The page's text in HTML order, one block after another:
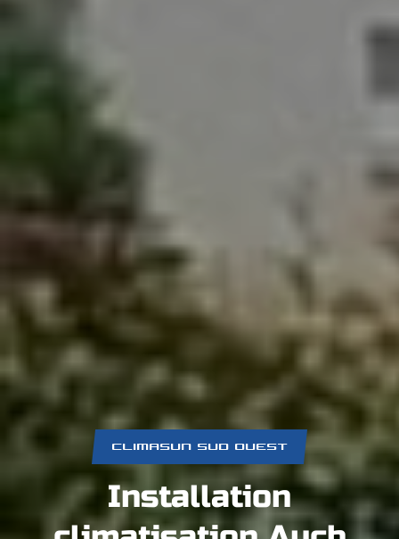
CLIMASUN SUD OUEST
Installation